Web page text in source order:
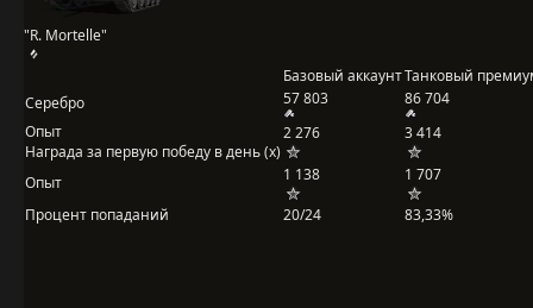
"R. Mortelle"
Базовый аккаунтТанковый
Серебро
57 803
86 704
Опыт
Награда за первую победу в день (x)
2 276 3 414
Опыт 1 138
1 707
Процент попаданий
20/24 83,33%